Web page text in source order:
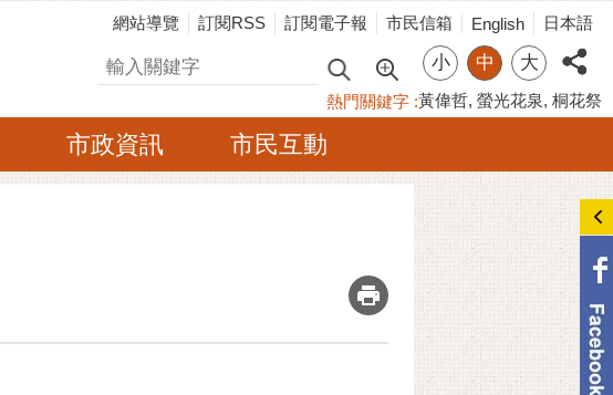
網站導覽 訂閱RSS 訂閱電子報 市民信箱 English 日本語
搜尋 小 中 大
熱門關鍵字 黃偉哲 螢光花泉 桐花祭
市政資訊 市民互動
_